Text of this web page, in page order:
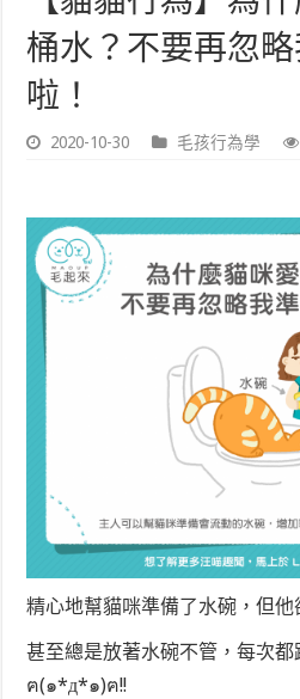
桶水？不要再忽
啦！
2020-10-30 毛孩行為學
精心地幫貓咪準備了水碗，但他
甚至總是放著水碗不管，每次
ฅ(๑*д*๑)ฅ!!